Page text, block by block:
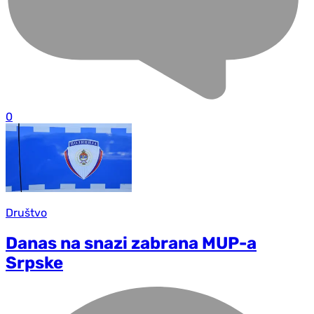
0
Društvo
Danas na snazi zabrana MUP-a
Srpske